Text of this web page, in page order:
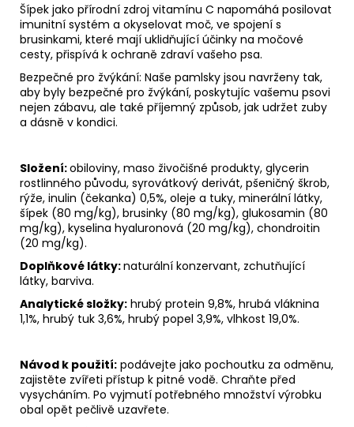
Šípek jako přírodní zdroj vitamínu C napomáhá posilovat
imunitní systém a okyselovat moč, ve spojení s
brusinkami, které mají uklidňující účinky na močové
cesty, přispívá k ochraně zdraví vašeho psa.
Bezpečné pro žvýkání: Naše pamlsky jsou navrženy tak,
aby byly bezpečné pro žvýkání, poskytujíc vašemu psovi
nejen zábavu, ale také příjemný způsob, jak udržet zuby
a dásně v kondici.
Složení:obiloviny, maso živočišné produkty, glycerin
rostlinného původu, syrovátkový derivát, pšeničný škrob,
rýže, inulin (čekanka) 0,5%, oleje a tuky, minerální látky,
šípek (80 mg/kg), brusinky (80 mg/kg), glukosamin (80
mg/kg), kyselina hyaluronová (20 mg/kg), chondroitin
(20 mg/kg).
Doplňkové látky:naturální konzervant, zchutňující
látky, barviva.
Analytické složky: hrubý protein 9,8%, hrubá vláknina
1,1%, hrubý tuk 3,6%, hrubý popel 3,9%, vlhkost 19,0%.
Návod k použití: podávejte jako pochoutku za odměnu,
zajistěte zvířeti přístup k pitné vodě. Chraňte před
vysycháním. Po vyjmutí potřebného množství výrobku
obal opět pečlivě uzavřete.